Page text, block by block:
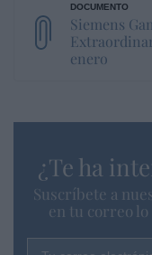
Siemens
enero
¿Te ha
Suscríbete a
en tu correo lo